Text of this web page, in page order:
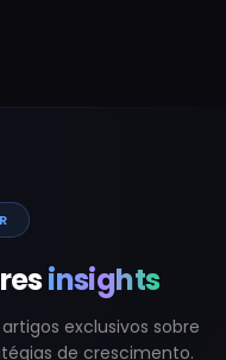
insights
exclusivos sobre
de crescimento.